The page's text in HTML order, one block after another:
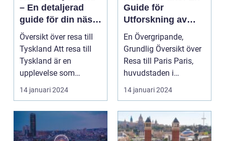
– En detaljerad
guide för din nästa
äventyr
Översikt över resa till
Tyskland Att resa till
Tyskland är en
upplevelse som
erbjuder allt från liv...
14 januari 2024
Guide för
Utforskning av
Staden av Kärlek
En Övergripande,
Grundlig Översikt över
Resa till Paris Paris,
huvudstaden i
Frankrike, är en av vä...
14 januari 2024